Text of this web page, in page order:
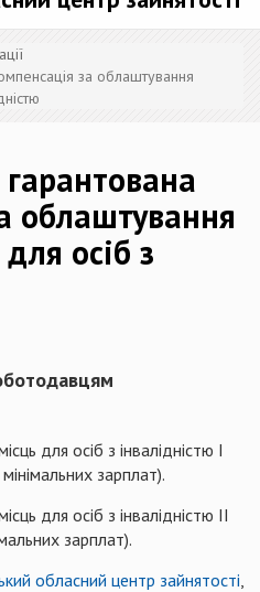
за облаштування
облаштування
осіб з
для осіб з інвалідністю І
зарплат).
для осіб з інвалідністю ІІ
зарплат).
обласний центр зайнятості,